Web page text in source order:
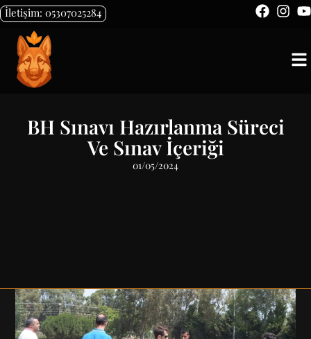
İletişim: 05307025284
BH Sınavı Hazırlanma Süreci
Ve Sınav İçeriği
01/05/2024